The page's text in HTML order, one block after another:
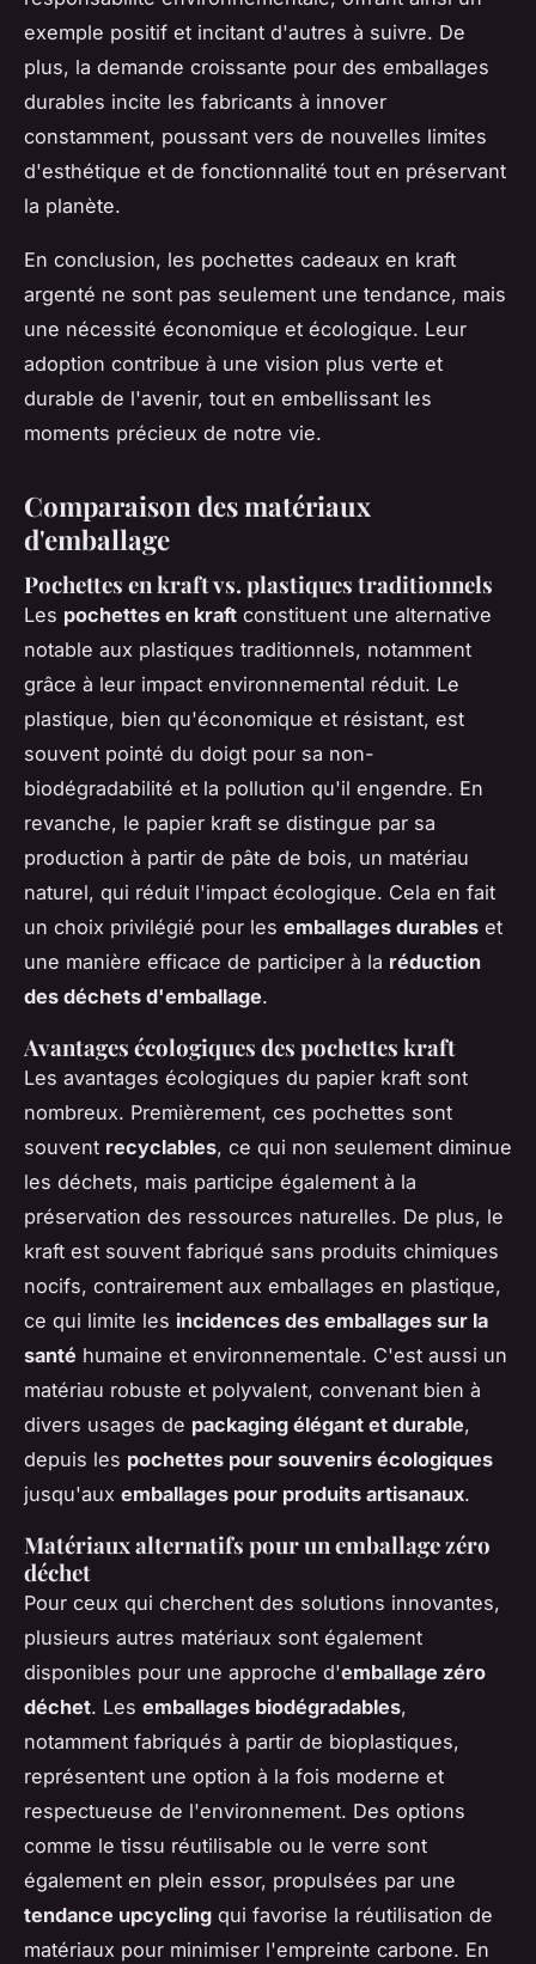
exemple positif et incitant d'autres à suivre. De
plus, la demande croissante pour des emballages
durables incite les fabricants à innover
constamment, poussant vers de nouvelles limites
d'esthétique et de fonctionnalité tout en préservant
la planète.
En conclusion, les pochettes cadeaux en kraft
argenté ne sont pas seulement une tendance, mais
une nécessité économique et écologique. Leur
adoption contribue à une vision plus verte et
durable de l'avenir, tout en embellissant les
moments précieux de notre vie.
Comparaison des matériaux
d'emballage
Pochettes en kraft vs. plastiques traditionnels
Les pochettes en kraft constituent une alternative
notable aux plastiques traditionnels, notamment
grâce à leur impact environnemental réduit. Le
plastique, bien qu'économique et résistant, est
souvent pointé du doigt pour sa non-
biodégradabilité et la pollution qu'il engendre. En
revanche, le papier kraft se distingue par sa
production à partir de pâte de bois, un matériau
naturel, qui réduit l'impact écologique. Cela en fait
un choix privilégié pour les emballages durables et
une manière efficace de participer à la réduction
des déchets d'emballage.
Avantages écologiques des pochettes kraft
Les avantages écologiques du papier kraft sont
nombreux. Premièrement, ces pochettes sont
souvent recyclables, ce qui non seulement diminue
les déchets, mais participe également à la
préservation des ressources naturelles. De plus, le
kraft est souvent fabriqué sans produits chimiques
nocifs, contrairement aux emballages en plastique,
ce qui limite les incidences des emballages sur la
santé humaine et environnementale. C'est aussi un
matériau robuste et polyvalent, convenant bien à
divers usages de packaging élégant et durable,
depuis les pochettes pour souvenirs écologiques
jusqu'aux emballages pour produits artisanaux.
Matériaux alternatifs pour un emballage zéro
déchet
Pour ceux qui cherchent des solutions innovantes,
plusieurs autres matériaux sont également
disponibles pour une approche d'emballage zéro
déchet. Les emballages biodégradables,
notamment fabriqués à partir de bioplastiques,
représentent une option à la fois moderne et
respectueuse de l'environnement. Des options
comme le tissu réutilisable ou le verre sont
également en plein essor, propulsées par une
tendance upcycling qui favorise la réutilisation de
matériaux pour minimiser l'empreinte carbone. En